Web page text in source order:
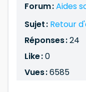
Forum :Aides
Sujet : Retour
Réponses :24
Like :0
Vues :6585